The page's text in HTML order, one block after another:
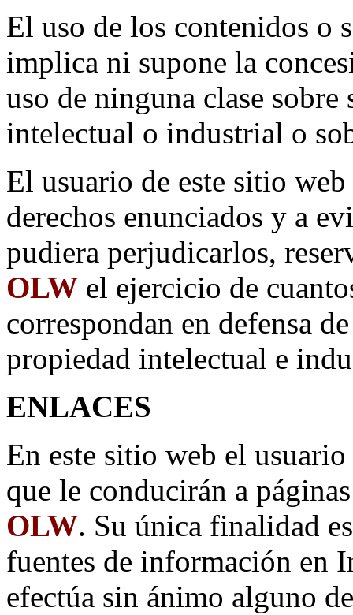
El uso de los contenidos o
implica ni supone la
uso de ninguna clase sobre
intelectual o industrial o
El usuario de este sitio
derechos enunciados y a
pudiera perjudicarlos,
OLW el ejercicio de
correspondan en defensa
propiedad intelectual e
ENLACES
En este sitio web el
que le conducirán a
OLW. Su única finalidad
fuentes de información en
efectúa sin ánimo alguno